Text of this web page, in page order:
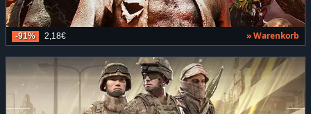
-91% 2,18€ » Warenkorb